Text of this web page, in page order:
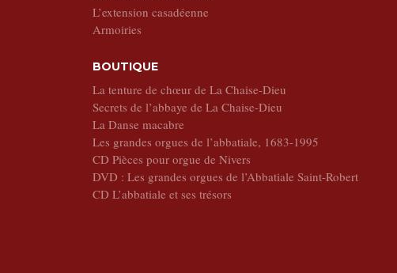
L’extension casadéenne
Armoiries
BOUTIQUE
La tenture de chœur de La Chaise-Dieu
Secrets de l’abbaye de La Chaise-Dieu
La Danse macabre
Les grandes orgues de l’abbatiale, 1683-1995
CD Pièces pour orgue de Nivers
DVD : Les grandes orgues de l’Abbatiale Saint-Robert
CD L’abbatiale et ses trésors